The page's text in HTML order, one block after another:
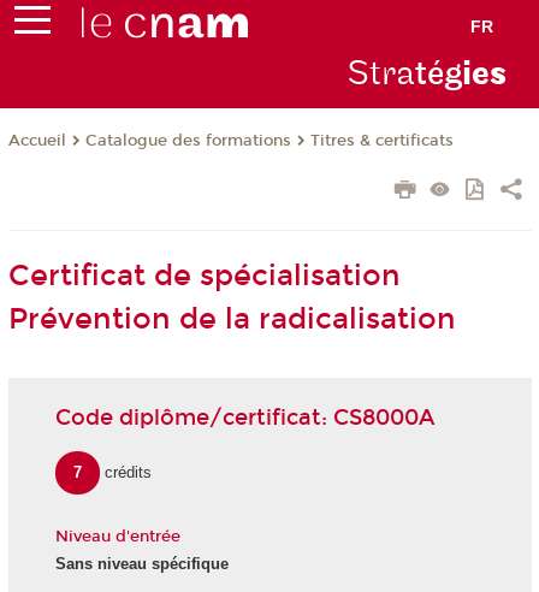
FR
Stratégies
Accueil Catalogue des formations Titres & certificats
Certificat de spécialisation
Prévention de la radicalisation
Code diplôme/certificat: CS8000A
7 crédits
Niveau d'entrée
Sans niveau spécifique